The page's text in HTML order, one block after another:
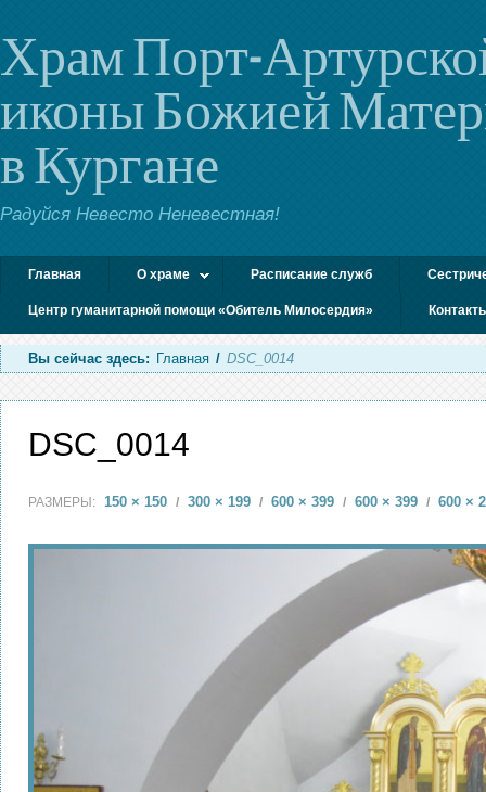
Храм Порт-
иконы Божией
в Кургане
Радуйся Невесто Неневестная!
Главная О храме Расписание служб
Центр гуманитарной помощи «Обитель Милосердия»
Вы сейчас здесь: Главная / DSC_0014
DSC_0014
РАЗМЕРЫ: 150 × 150 / 300 × 199 / 600 × 399 / 600 × 399 / 600 ×